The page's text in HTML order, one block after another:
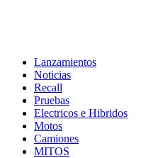
Lanzamientos
Noticias
Recall
Pruebas
Electricos e Hibridos
Motos
Camiones
MITOS